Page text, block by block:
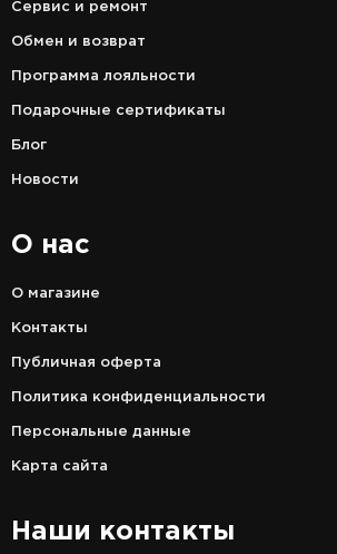
Сервис и ремонт
Обмен и возврат
Программа лояльности
Подарочные сертификаты
Блог
Новости
О нас
О магазине
Контакты
Публичная оферта
Политика конфиденциальности
Персональные данные
Карта сайта
Наши контакты